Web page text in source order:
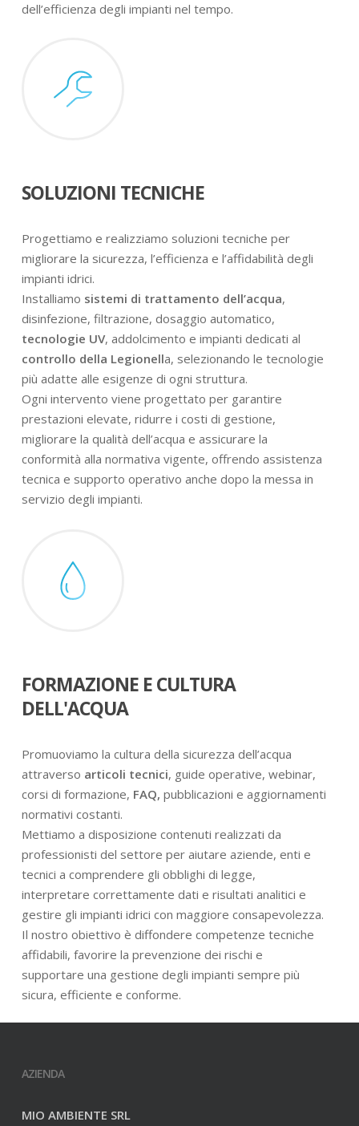
dell’efficienza degli impianti nel tempo.
SOLUZIONI TECNICHE
Progettiamo e realizziamo soluzioni tecniche per
migliorare la sicurezza, l’efficienza e l’affidabilità degli
impianti idrici.
Installiamo sistemi di trattamento dell’acqua,
disinfezione, filtrazione, dosaggio automatico,
tecnologie UV, addolcimento e impianti dedicati al
controllo della Legionella, selezionando le tecnologie
più adatte alle esigenze di ogni struttura.
Ogni intervento viene progettato per garantire
prestazioni elevate, ridurre i costi di gestione,
migliorare la qualità dell’acqua e assicurare la
conformità alla normativa vigente, offrendo assistenza
tecnica e supporto operativo anche dopo la messa in
servizio degli impianti.
FORMAZIONE E CULTURA
DELL'ACQUA
Promuoviamo la cultura della sicurezza dell’acqua
attraverso articoli tecnici, guide operative, webinar,
corsi di formazione, FAQ, pubblicazioni e aggiornamenti
normativi costanti.
Mettiamo a disposizione contenuti realizzati da
professionisti del settore per aiutare aziende, enti e
tecnici a comprendere gli obblighi di legge,
interpretare correttamente dati e risultati analitici e
gestire gli impianti idrici con maggiore consapevolezza.
Il nostro obiettivo è diffondere competenze tecniche
affidabili, favorire la prevenzione dei rischi e
supportare una gestione degli impianti sempre più
sicura, efficiente e conforme.
AZIENDA
MIO AMBIENTE SRL